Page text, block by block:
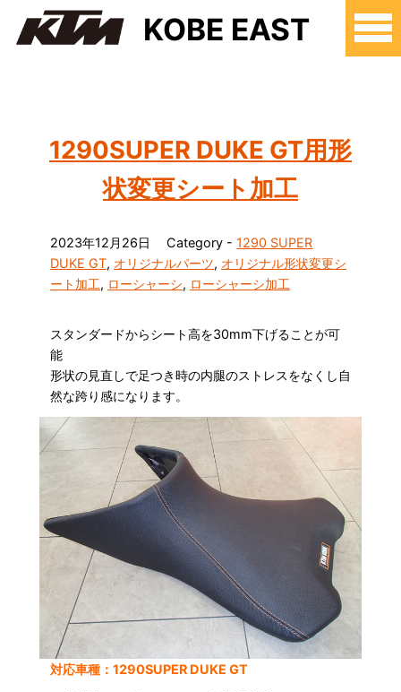
KOBE EAST
1290SUPER DUKE GT用形
状変更シート加工
2023年12月26日 Category -1290 SUPER
DUKE GT, オリジナルパーツ, オリジナル形状変更シ
ート加工, ローシャーシ, ローシャーシ加工
スタンダードからシート高を30mm下げることが可
能
形状の見直しで足つき時の内腿のストレスをなくし自
然な跨り感になります。
対応車種：1290SUPER DUKE GT